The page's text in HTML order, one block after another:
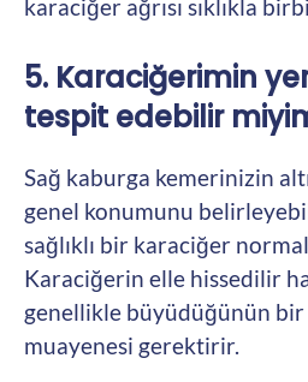
karaciğer ağrısı sıklıkla
5. Karaciğerimin
tespit edebilir
Sağ kaburga kemerinizin
genel konumunu
sağlıklı bir karaciğer
Karaciğerin elle hissedilir
genellikle büyüdüğünün
muayenesi gerektirir.